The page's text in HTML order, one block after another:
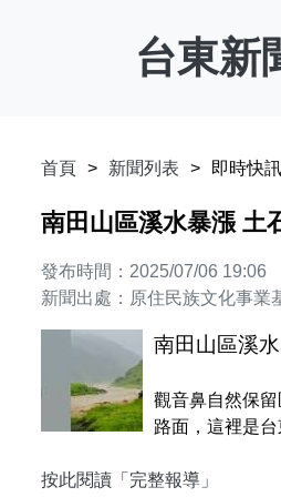
台東新
首頁 新聞列表 即時快訊
南田山區溪水暴漲 土
發布時間：2025/07/06 19:06
新聞出處：原住民族文化事業
南田山區溪
觀音鼻自然保
路面，這裡是台
按此閱讀「完整報導」